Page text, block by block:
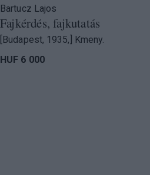
Bartucz Lajos
Fajkérdés, fajkutatás
[Budapest, 1935,] Kmeny.
HUF 6 000